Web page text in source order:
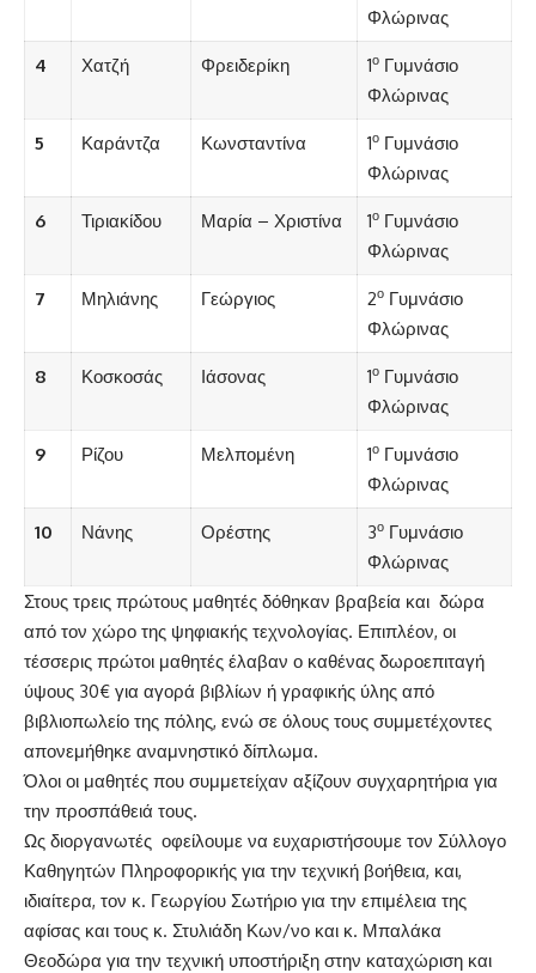
Φλώρινας
4 Χατζή Φρειδερίκη 1οΓυμνάσιο
Φλώρινας
5 Καράντζα Κωνσταντίνα 1οΓυμνάσιο
Φλώρινας
6 Τιριακίδου Μαρία – Χριστίνα 1οΓυμνάσιο
Φλώρινας
7 Μηλιάνης Γεώργιος 2οΓυμνάσιο
Φλώρινας
8 Κοσκοσάς Ιάσονας 1οΓυμνάσιο
Φλώρινας
9 Ρίζου Μελπομένη 1οΓυμνάσιο
Φλώρινας
10 Νάνης Ορέστης 3οΓυμνάσιο
Φλώρινας
Στους τρεις πρώτους μαθητές δόθηκαν βραβεία και δώρα
από τον χώρο της ψηφιακής τεχνολογίας. Επιπλέον, οι
τέσσερις πρώτοι μαθητές έλαβαν ο καθένας δωροεπιταγή
ύψους 30€ για αγορά βιβλίων ή γραφικής ύλης από
βιβλιοπωλείο της πόλης, ενώ σε όλους τους συμμετέχοντες
απονεμήθηκε αναμνηστικό δίπλωμα.
Όλοι οι μαθητές που συμμετείχαν αξίζουν συγχαρητήρια για
την προσπάθειά τους.
Ως διοργανωτές οφείλουμε να ευχαριστήσουμε τον Σύλλογο
Καθηγητών Πληροφορικής για την τεχνική βοήθεια, και,
ιδιαίτερα, τον κ. Γεωργίου Σωτήριο για την επιμέλεια της
αφίσας και τους κ. Στυλιάδη Κων/νο και κ. Μπαλάκα
Θεοδώρα για την τεχνική υποστήριξη στην καταχώριση και